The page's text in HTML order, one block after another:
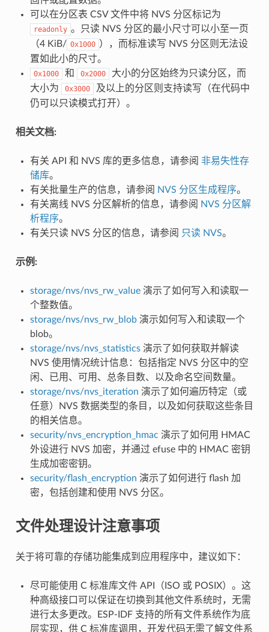
可以在分区表 CSV 文件中将 NVS 分区标记为
readonly 。只读 NVS 分区的最小尺寸可以小至一页
（4 KiB/ 0x1000 ），而标准读写 NVS 分区则无法设
置如此小的尺寸。
0x1000 和 0x2000
大小的分区始终为只读分区，而
大小为
0x3000
及以上的分区则支持读写（在代码中
仍可以只读模式打开）。
相关文档:
有关 API 和 NVS 库的更多信息，请参阅 非易失性存
储库。
有关批量生产的信息，请参阅 NVS 分区生成程序。
有关离线 NVS 分区解析的信息，请参阅 NVS 分区解
析程序。
有关只读 NVS 分区的信息，请参阅 只读 NVS。
示例:
storage/nvs/nvs_rw_value演示了如何写入和读取一
个整数值。
storage/nvs/nvs_rw_blob演示如何写入和读取一个
blob。
storage/nvs/nvs_statistics演示了如何获取并解读
NVS 使用情况统计信息：包括指定 NVS 分区中的空
闲、已用、可用、总条目数、以及命名空间数量。
storage/nvs/nvs_iteration 演示了如何遍历特定（或
任意）NVS 数据类型的条目，以及如何获取这些条目
的相关信息。
security/nvs_encryption_hmac 演示了如何用 HMAC
外设进行 NVS 加密，并通过 efuse 中的 HMAC 密钥
生成加密密钥。
security/flash_encryption 演示了如何进行 flash 加
密，包括创建和使用 NVS 分区。
文件处理设计注意事项
关于将可靠的存储功能集成到应用程序中，建议如下：
尽可能使用 C 标准库文件 API（ISO 或 POSIX）。这
种高级接口可以保证在切换到其他文件系统时，无需
进行太多更改。ESP-IDF 支持的所有文件系统作为底
层实现，供 C 标准库调用，开发代码无需了解文件系